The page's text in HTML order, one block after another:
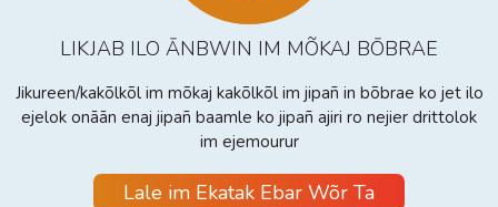
LIKJAB ILO ĀNBWIN IM MÕKAJ BŌBRAE
Jikureen/kakõlkõl im mõkaj kakõlkõl im jipañ in bõbrae ko jet ilo
ejelok onāān enaj jipañ baamle ko jipañ ajiri ro nejier drittolok
im ejemourur
Lale im Ekatak Ebar Wõr Ta